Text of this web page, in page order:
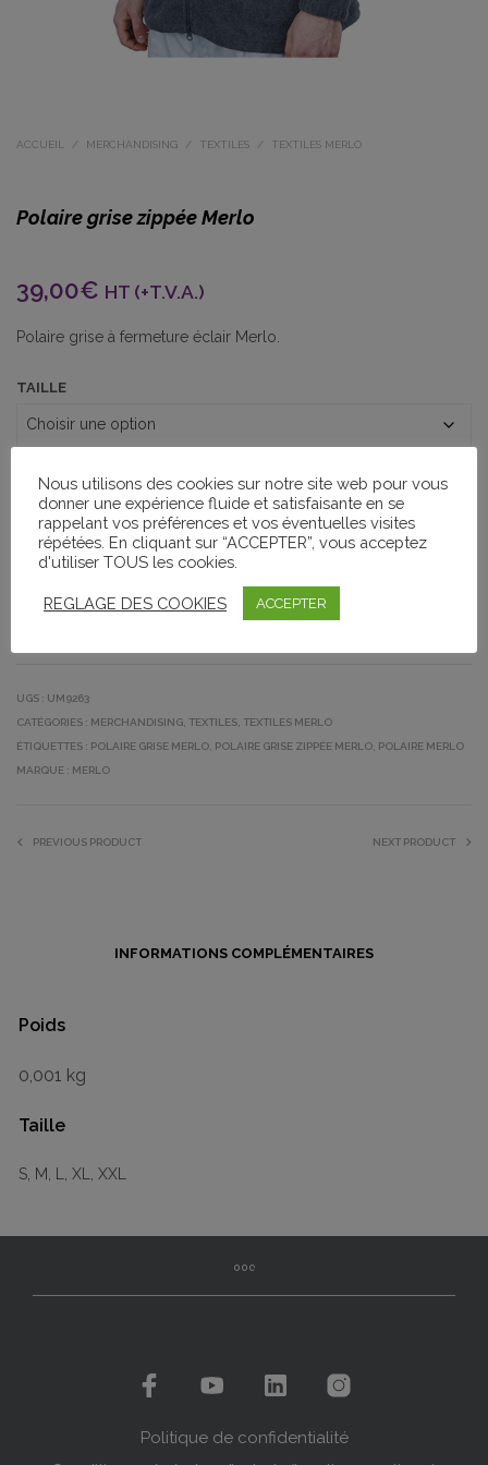
ACCUEIL / MERCHANDISING / TEXTILES / TEXTILES MERLO
Polaire grise zippée Merlo
39,00€ HT (+T.V.A.)
Polaire grise à fermeture éclair Merlo.
TAILLE
AJOUTER AU PANIER
UGS : UM9263
CATÉGORIES : MERCHANDISING TEXTILES TEXTILES MERLO
ÉTIQUETTES : POLAIRE GRISE MERLO POLAIRE GRISE ZIPPÉE MERLO POLAIRE MERLO
MARQUE : MERLO
PREVIOUS PRODUCT NEXT PRODUCT
INFORMATIONS COMPLÉMENTAIRES
Poids
0,001 kg
Taille
S, M, L, XL, XXL
Politique de confidentialité
Nous utilisons des cookies sur notre site web pour vous
donner une expérience fluide et satisfaisante en se
rappelant vos préférences et vos éventuelles visites
répétées. En cliquant sur “ACCEPTER”, vous acceptez
d'utiliser TOUS les cookies.
REGLAGE DES COOKIES ACCEPTER